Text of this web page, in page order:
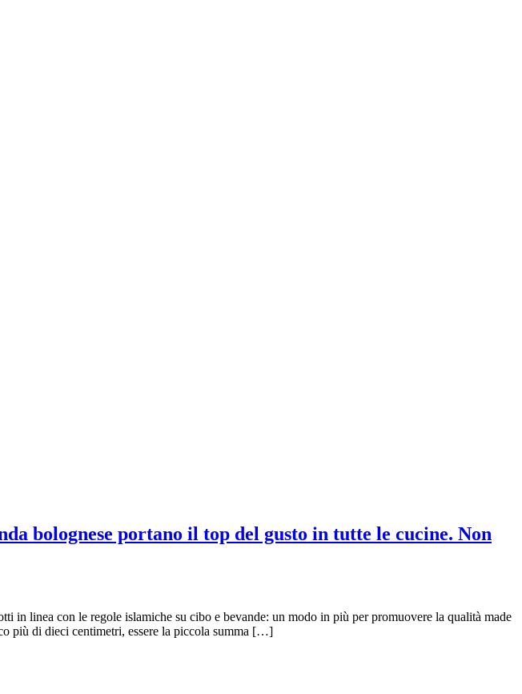
bolognese portano il top del gusto in tutte le cucine. Non
in linea con le regole islamiche su cibo e bevande: un modo in più per promuovere la qualità made
più di dieci centimetri, essere la piccola summa […]